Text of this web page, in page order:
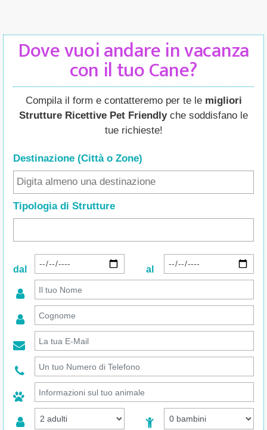
Dove vuoi andare in vacanza
con il tuo Cane?
Compila il form e contatteremo per te le migliori
Strutture Ricettive Pet Friendlyche soddisfano le
tue richieste!
Destinazione (Città o Zone)
Tipologia di Strutture
dal al